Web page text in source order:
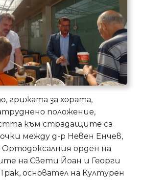
грижата за хората,
положение,
към страдащите са
между д-р Невен Енчев,
орден на
на Свети Йоан и Георги
основател на Културен